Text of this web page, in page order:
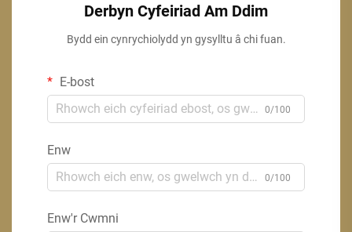
Derbyn Cyfeiriad Am Ddim
Bydd ein cynrychiolydd yn gysylltu â chi fuan.
E-bost
0/100
Enw
0/100
Enw'r Cwmni